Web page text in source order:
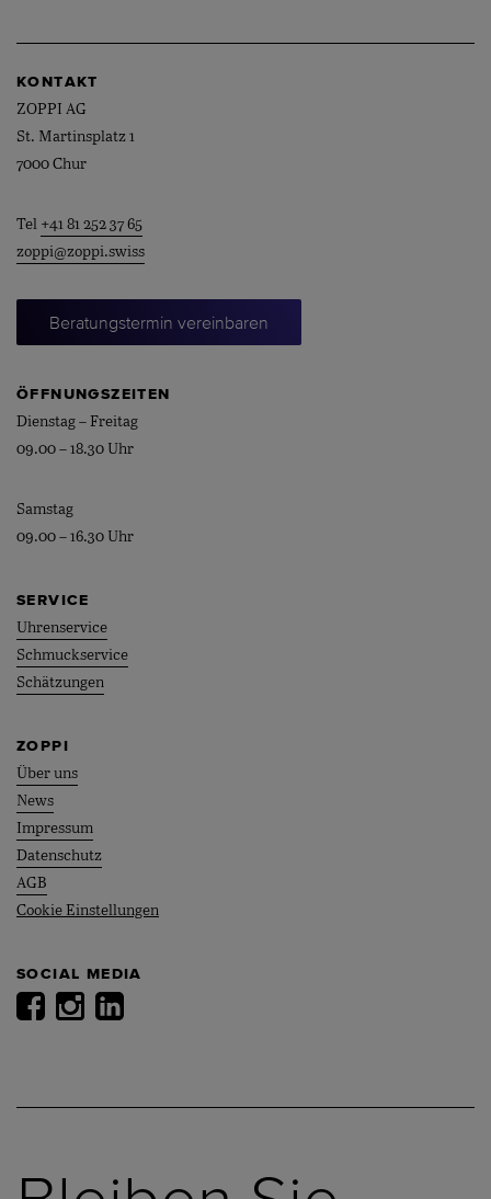
KONTAKT
ZOPPI AG
St. Martinsplatz 1
7000 Chur
Tel +41 81 252 37 65
zoppi@zoppi.swiss
Beratungstermin vereinbaren
ÖFFNUNGSZEITEN
Dienstag – Freitag
09.00 – 18.30 Uhr
Samstag
09.00 – 16.30 Uhr
SERVICE
Uhrenservice
Schmuckservice
Schätzungen
ZOPPI
Über uns
News
Impressum
Datenschutz
AGB
Cookie Einstellungen
SOCIAL MEDIA